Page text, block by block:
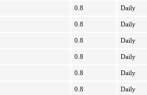
0.8 Daily
0.8 Daily
0.8 Daily
0.8 Daily
0.8 Daily
0.8 Daily